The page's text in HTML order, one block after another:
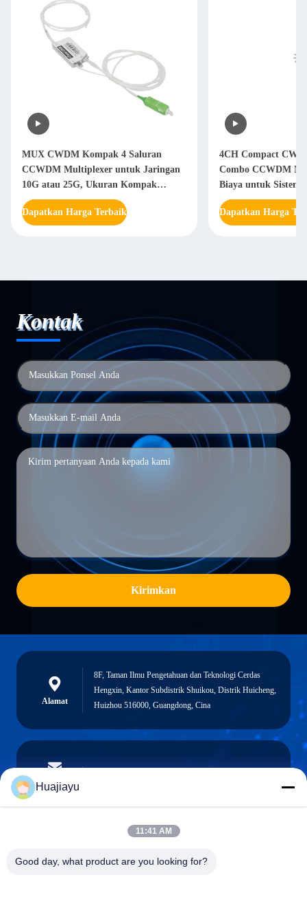
MUX CWDM Kompak 4 Saluran
CCWDM Multiplexer untuk Jaringan
10G atau 25G, Ukuran Kompak
Hemat Ruang
Dapatkan Harga Terbaik
4CH Compact
Combo CCWDM
Biaya untuk Sistem
Optik
Dapatkan Harga
Kontak
Kirimkan
Alamat
8F, Taman Ilmu Pengetahuan dan Teknologi Cerdas
Hengxin, Kantor Subdistrik Shuikou, Distrik Huicheng,
Huizhou 516000, Guangdong, Cina
E-mail
Telepon
Huajiayu
11:41 AM
Good day, what product are you looking for?